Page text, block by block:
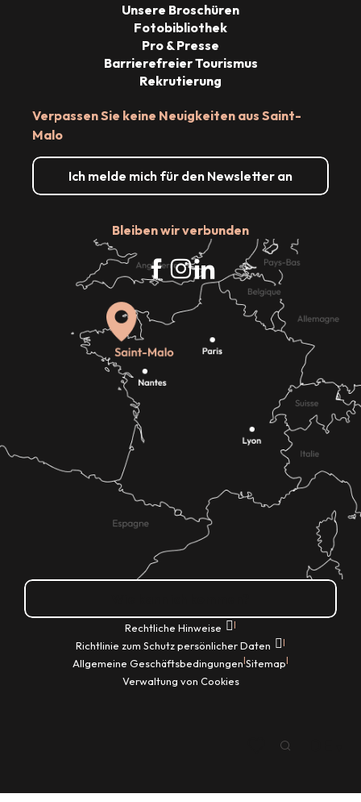
Verpassen Sie keine Neuigkeiten aus Saint-
Malo
Ich melde mich für den Newsletter an
Bleiben wir verbunden
Unsere Broschüren
Fotobibliothek
Pro & Presse
Barrierefreier Tourismus
Rekrutierung
Rechtliche Hinweise |
Richtlinie zum Schutz persönlicher Daten |
Allgemeine Geschäftsbedingungen|Sitemap|
Verwaltung von Cookies